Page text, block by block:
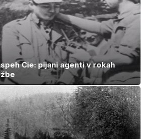
Cie: pijani agenti v rokah